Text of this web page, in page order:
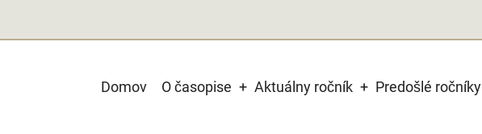
Main
Domov O časopise Aktuálny ročník Predošlé ročníky